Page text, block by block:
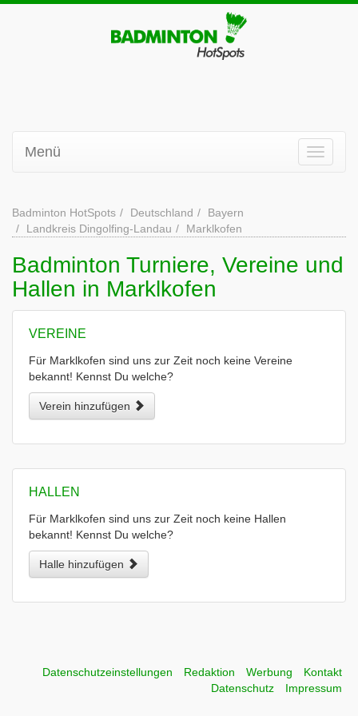
Menü
Badminton HotSpots Deutschland
Bayern
Landkreis Dingolfing-Landau
Marklkofen
Badminton Turniere, Vereine und
Hallen in Marklkofen
VEREINE
Für Marklkofen sind uns zur Zeit noch keine Vereine
bekannt! Kennst Du welche?
Verein hinzufügen
HALLEN
Für Marklkofen sind uns zur Zeit noch keine Hallen
bekannt! Kennst Du welche?
Halle hinzufügen
Datenschutzeinstellungen Redaktion Werbung
Kontakt
Datenschutz
Impressum